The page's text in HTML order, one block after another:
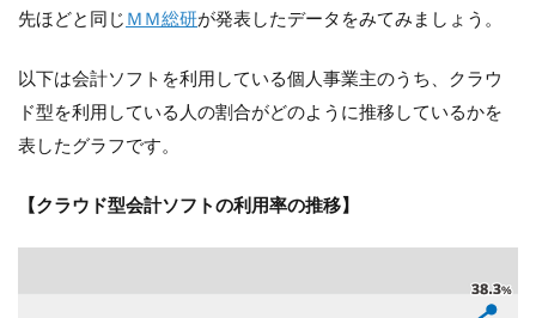
先ほどと同じ ＭＭ総研が発表したデータをみてみましょう。
以下は会計ソフトを利用している個人事業主のうち、クラウ
ド型を利用している人の割合がどのように推移しているかを
表したグラフです。
【クラウド型会計ソフトの利用率の推移】